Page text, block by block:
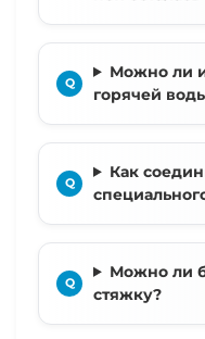
Можно ли
горячей
Как
Можно ли
стяжку?